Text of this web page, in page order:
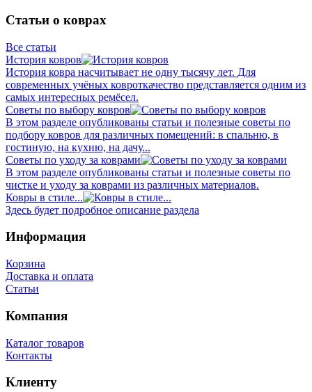
Статьи о коврах
Все статьи
История ковров
История ковра насчитывает не одну тысячу лет. Для
современных учёных ковроткачество представляется одним из
самых интересных ремёсел.
Советы по выбору ковров
В этом разделе опубликованы статьи и полезные советы по
подбору ковров для различных помещений: в спальню, в
гостиную, на кухню, на дачу...
Советы по уходу за коврами
В этом разделе опубликованы статьи и полезные советы по
чистке и уходу за коврами из различных материалов.
Ковры в стиле...
Здесь будет подробное описание раздела
Информация
Корзина
Доставка и оплата
Статьи
Компания
Каталог товаров
Контакты
Клиенту